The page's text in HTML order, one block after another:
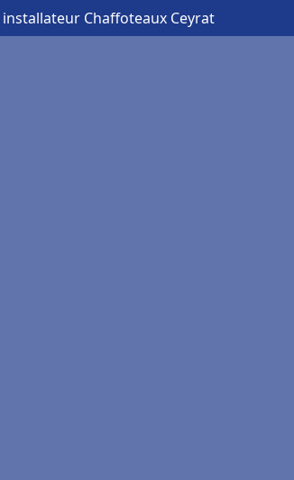
installateur Chaffoteaux Ceyrat